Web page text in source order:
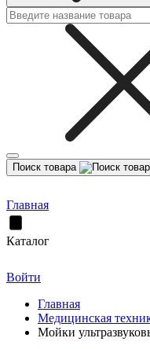
Поиск товара
Главная
Каталог
Войти
Главная
Медицинская
Мойки